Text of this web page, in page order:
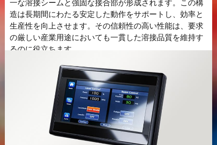
一な溶接シームと強固な接合部が形成されます。この構
造は長期間にわたる安定した動作をサポートし、効率と
生産性を向上させます。その信頼性の高い性能は、要求
の厳しい産業用途においても一貫した溶接品質を維持す
るのに役立ちます。.